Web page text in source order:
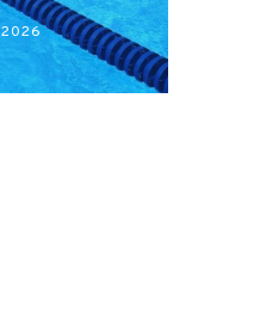
أكابر)
27 JUILLET 2026